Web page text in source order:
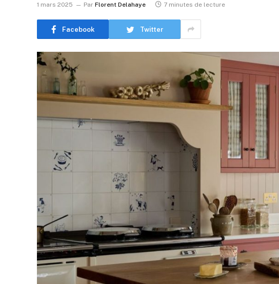
1 mars 2025 Par Florent Delahaye 7 minutes de lecture
Facebook Twitter